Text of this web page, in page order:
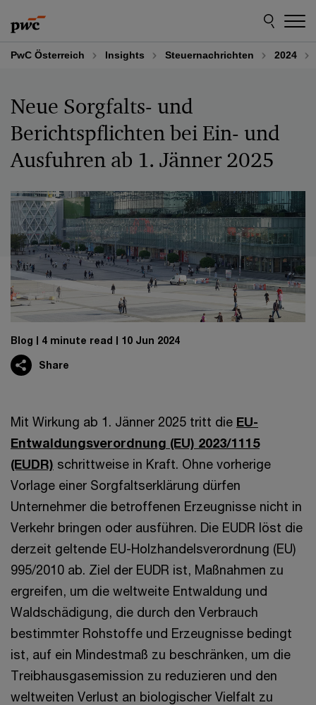
to
content
to
footer
PwC Österreich Insights Steuernachrichten 2024
Neue Sorgfalts- und
Berichtspflichten bei Ein- und
Ausfuhren ab 1. Jänner 2025
Blog 4 minute read 10 Jun 2024
Share
Mit Wirkung ab 1. Jänner 2025 tritt die EU-
Entwaldungsverordnung (EU) 2023/1115
(EUDR) schrittweise in Kraft. Ohne vorherige
Vorlage einer Sorgfaltserklärung dürfen
Unternehmer die betroffenen Erzeugnisse nicht in
Verkehr bringen oder ausführen. Die EUDR löst die
derzeit geltende EU-Holzhandelsverordnung (EU)
995/2010 ab. Ziel der EUDR ist, Maßnahmen zu
ergreifen, um die weltweite Entwaldung und
Waldschädigung, die durch den Verbrauch
bestimmter Rohstoffe und Erzeugnisse bedingt
ist, auf ein Mindestmaß zu beschränken, um die
Treibhausgasemission zu reduzieren und den
weltweiten Verlust an biologischer Vielfalt zu